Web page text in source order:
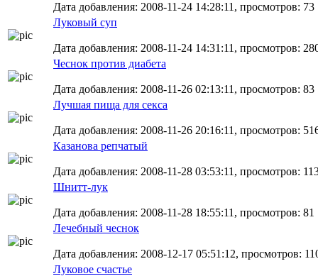
Дата добавления: 2008-11-24 14:28:11, просмотров: 73
Луковый суп
Дата добавления: 2008-11-24 14:31:11, просмотров:
Чеснок против диабета
Дата добавления: 2008-11-26 02:13:11, просмотров: 83
Лучшая пища для секса
Дата добавления: 2008-11-26 20:16:11, просмотров:
Казанова репчатый
Дата добавления: 2008-11-28 03:53:11, просмотров:
Шнитт-лук
Дата добавления: 2008-11-28 18:55:11, просмотров: 81
Лечебный чеснок
Дата добавления: 2008-12-17 05:51:12, просмотров:
Луковое счастье